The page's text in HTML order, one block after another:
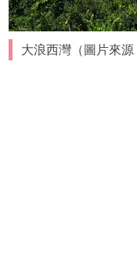
大浪西灣（圖片來源